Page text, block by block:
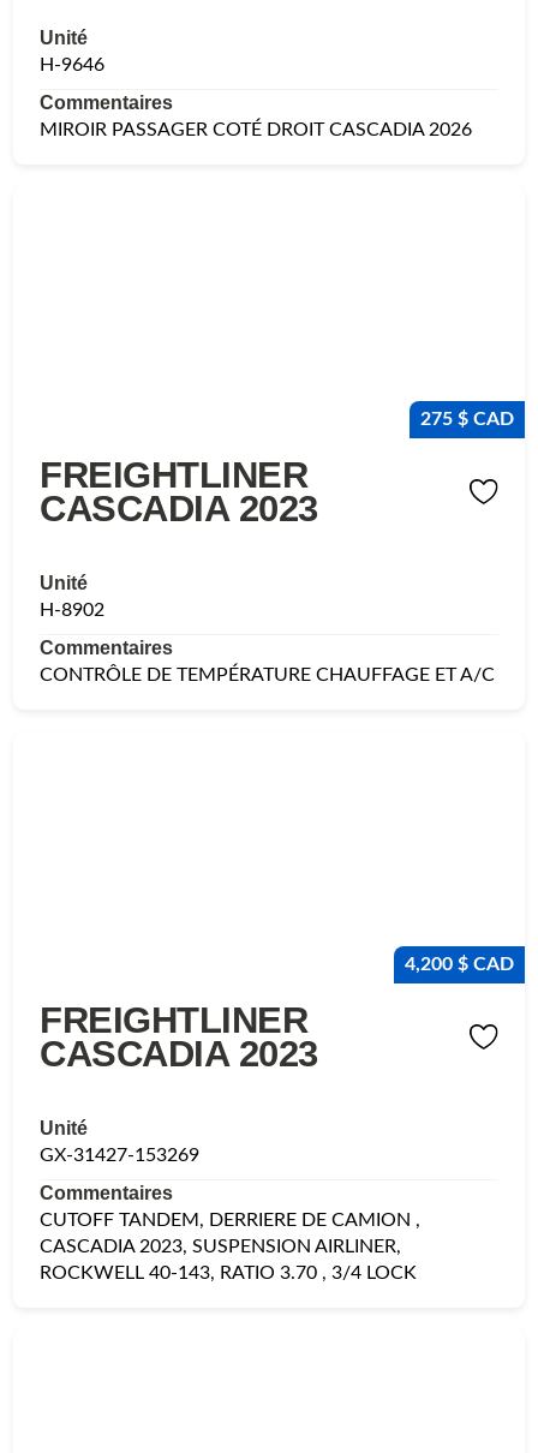
Unité
H-9646
Commentaires
MIROIR PASSAGER COTÉ DROIT CASCADIA 2026
275 $ CAD
FREIGHTLINER
CASCADIA 2023
Unité
H-8902
Commentaires
CONTRÔLE DE TEMPÉRATURE CHAUFFAGE ET A/C
4,200 $ CAD
FREIGHTLINER
CASCADIA 2023
Unité
GX-31427-153269
Commentaires
CUTOFF TANDEM, DERRIERE DE CAMION ,
CASCADIA 2023, SUSPENSION AIRLINER,
ROCKWELL 40-143, RATIO 3.70 , 3/4 LOCK